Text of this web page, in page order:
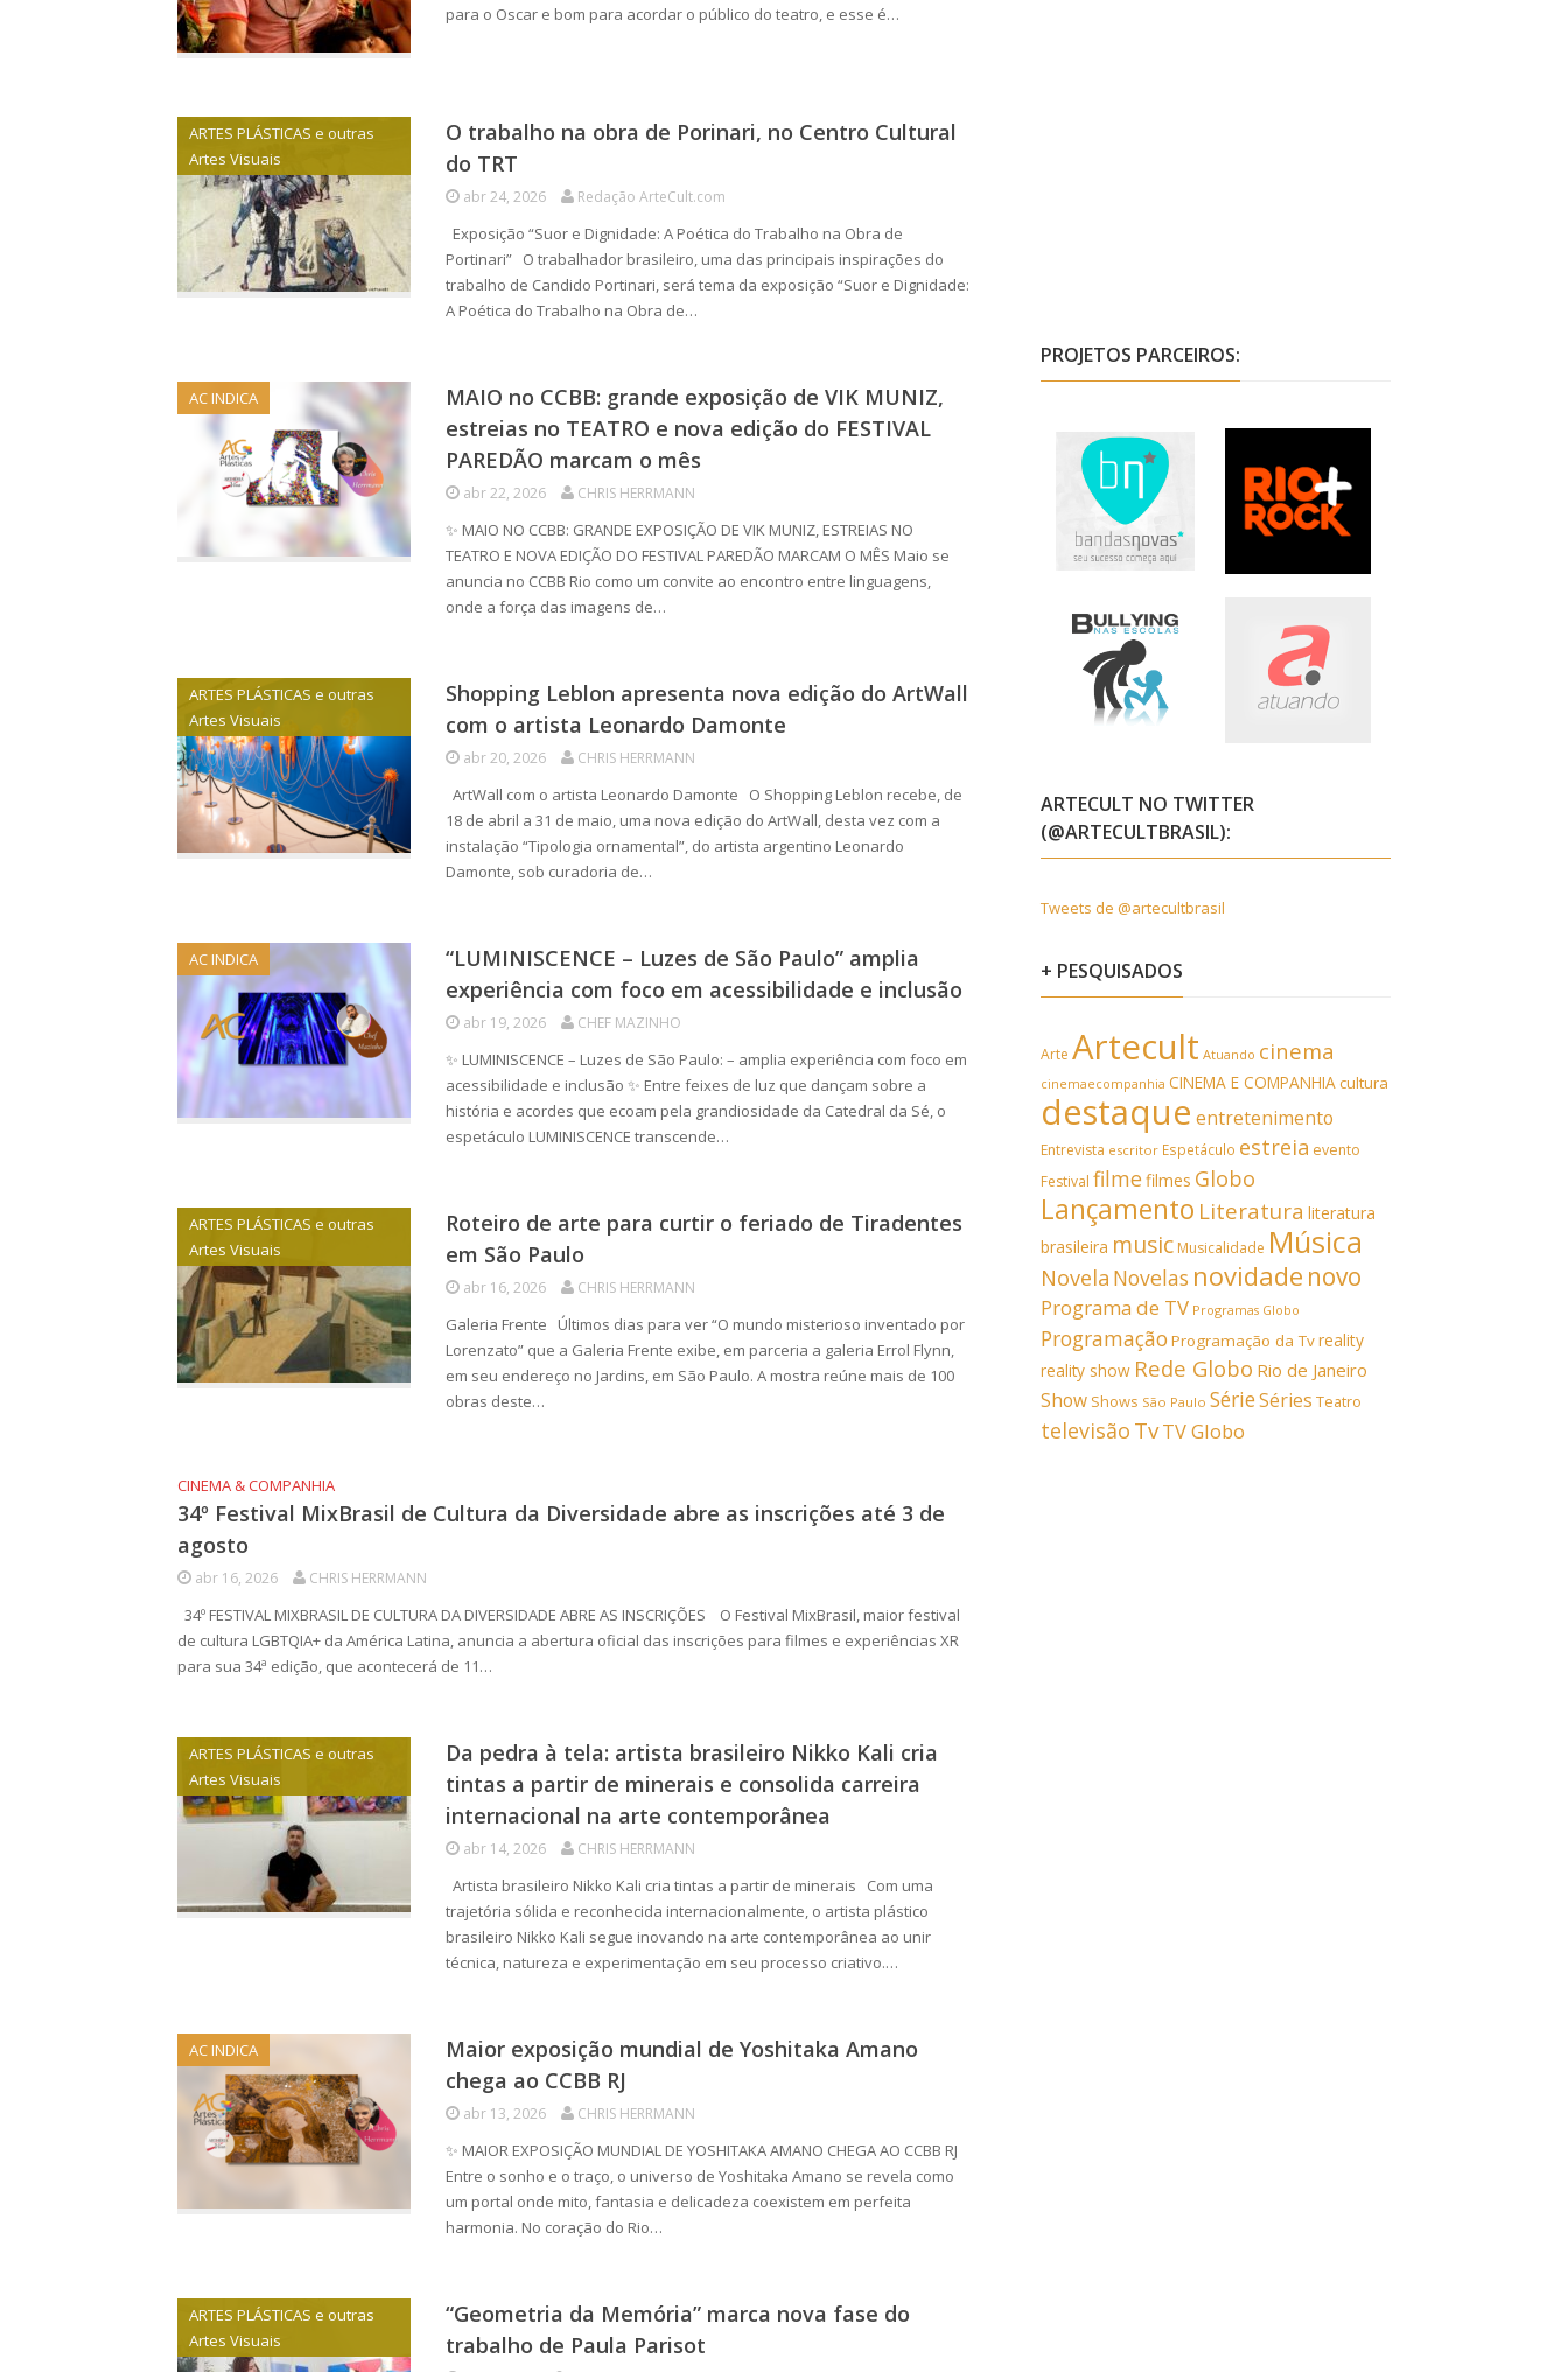
para o Oscar e bom para acordar o público do teatro, e esse é…
ARTES PLÁSTICAS e outras
Artes Visuais
O trabalho na obra de Porinari, no Centro Cultural
do TRT
abr 24, 2026 Redação ArteCult.com
Exposição “Suor e Dignidade: A Poética do Trabalho na Obra de
Portinari” O trabalhador brasileiro, uma das principais inspirações do
trabalho de Candido Portinari, será tema da exposição “Suor e Dignidade:
A Poética do Trabalho na Obra de…
AC INDICA
MAIO no CCBB: grande exposição de VIK MUNIZ,
estreias no TEATRO e nova edição do FESTIVAL
PAREDÃO marcam o mês
abr 22, 2026 CHRIS HERRMANN
✨ MAIO NO CCBB: GRANDE EXPOSIÇÃO DE VIK MUNIZ, ESTREIAS NO
TEATRO E NOVA EDIÇÃO DO FESTIVAL PAREDÃO MARCAM O MÊS Maio se
anuncia no CCBB Rio como um convite ao encontro entre linguagens,
onde a força das imagens de…
ARTES PLÁSTICAS e outras
Artes Visuais
Shopping Leblon apresenta nova edição do ArtWall
com o artista Leonardo Damonte
abr 20, 2026 CHRIS HERRMANN
ArtWall com o artista Leonardo Damonte O Shopping Leblon recebe, de
18 de abril a 31 de maio, uma nova edição do ArtWall, desta vez com a
instalação “Tipologia ornamental”, do artista argentino Leonardo
Damonte, sob curadoria de…
AC INDICA
“LUMINISCENCE – Luzes de São Paulo” amplia
experiência com foco em acessibilidade e inclusão
abr 19, 2026 CHEF MAZINHO
✨ LUMINISCENCE – Luzes de São Paulo: – amplia experiência com foco em
acessibilidade e inclusão ✨ Entre feixes de luz que dançam sobre a
história e acordes que ecoam pela grandiosidade da Catedral da Sé, o
espetáculo LUMINISCENCE transcende…
ARTES PLÁSTICAS e outras
Artes Visuais
Roteiro de arte para curtir o feriado de Tiradentes
em São Paulo
abr 16, 2026 CHRIS HERRMANN
Galeria Frente Últimos dias para ver “O mundo misterioso inventado por
Lorenzato” que a Galeria Frente exibe, em parceria a galeria Errol Flynn,
em seu endereço no Jardins, em São Paulo. A mostra reúne mais de 100
obras deste…
CINEMA & COMPANHIA
34º Festival MixBrasil de Cultura da Diversidade abre as inscrições até 3 de
agosto
abr 16, 2026 CHRIS HERRMANN
34º FESTIVAL MIXBRASIL DE CULTURA DA DIVERSIDADE ABRE AS INSCRIÇÕES O Festival MixBrasil, maior festival
de cultura LGBTQIA+ da América Latina, anuncia a abertura oficial das inscrições para filmes e experiências XR
para sua 34ª edição, que acontecerá de 11…
ARTES PLÁSTICAS e outras
Artes Visuais
Da pedra à tela: artista brasileiro Nikko Kali cria
tintas a partir de minerais e consolida carreira
internacional na arte contemporânea
abr 14, 2026 CHRIS HERRMANN
Artista brasileiro Nikko Kali cria tintas a partir de minerais Com uma
trajetória sólida e reconhecida internacionalmente, o artista plástico
brasileiro Nikko Kali segue inovando na arte contemporânea ao unir
técnica, natureza e experimentação em seu processo criativo.…
AC INDICA
Maior exposição mundial de Yoshitaka Amano
chega ao CCBB RJ
abr 13, 2026 CHRIS HERRMANN
✨ MAIOR EXPOSIÇÃO MUNDIAL DE YOSHITAKA AMANO CHEGA AO CCBB RJ
Entre o sonho e o traço, o universo de Yoshitaka Amano se revela como
um portal onde mito, fantasia e delicadeza coexistem em perfeita
harmonia. No coração do Rio…
ARTES PLÁSTICAS e outras
Artes Visuais
“Geometria da Memória” marca nova fase do
trabalho de Paula Parisot
PROJETOS PARCEIROS:
ARTECULT NO TWITTER
(@ARTECULTBRASIL):
Tweets de @artecultbrasil
+ PESQUISADOS
Arte Artecult Atuando cinema
cinemaecompanhia CINEMA E COMPANHIAcultura
destaque entretenimento
Entrevista escritor Espetáculo estreia evento
Festival filmefilmes Globo
Lançamento Literatura literatura
brasileira music Musicalidade Música
Novela Novelas novidade novo
Programa de TV Programas Globo
Programação Programação da Tvreality
reality show Rede Globo Rio de Janeiro
Show Shows São Paulo SérieSéries Teatro
televisão TvTV Globo